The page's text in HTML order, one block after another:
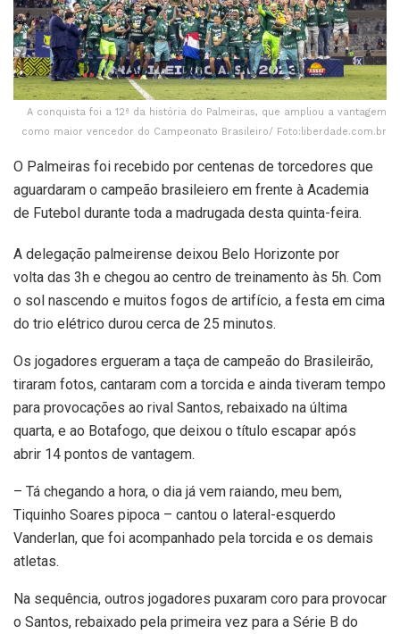
A conquista foi a 12ª da história do Palmeiras, que ampliou a vantagem
como maior vencedor do Campeonato Brasileiro/ Foto:liberdade.com.br
O Palmeiras foi recebido por centenas de torcedores que
aguardaram o campeão brasileiero em frente à Academia
de Futebol durante toda a madrugada desta quinta-feira.
A delegação palmeirense deixou Belo Horizonte por
volta das 3h e chegou ao centro de treinamento às 5h. Com
o sol nascendo e muitos fogos de artifício, a festa em cima
do trio elétrico durou cerca de 25 minutos.
Os jogadores ergueram a taça de campeão do Brasileirão,
tiraram fotos, cantaram com a torcida e ainda tiveram tempo
para provocações ao rival Santos, rebaixado na última
quarta, e ao Botafogo, que deixou o título escapar após
abrir 14 pontos de vantagem.
– Tá chegando a hora, o dia já vem raiando, meu bem,
Tiquinho Soares pipoca – cantou o lateral-esquerdo
Vanderlan, que foi acompanhado pela torcida e os demais
atletas.
Na sequência, outros jogadores puxaram coro para provocar
o Santos, rebaixado pela primeira vez para a Série B do